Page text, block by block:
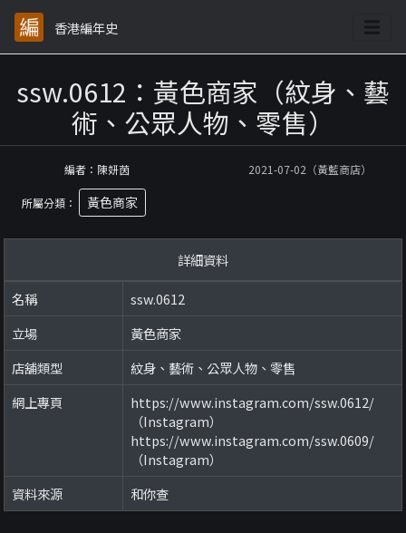
香港編年史
ssw.0612：黃色商家（紋身、藝
術、公眾人物、零售）
編者：陳妍茵 2021-07-02（黃藍商店）
所屬分類： 黃色商家
詳細資料
名稱
ssw.0612
立場
黃色商家
店舖類型
紋身、藝術、公眾人物、零售
網上專頁
https://www.instagram.com/ssw.0612/
（Instagram）
https://www.instagram.com/ssw.0609/
（Instagram）
資料來源
和你查